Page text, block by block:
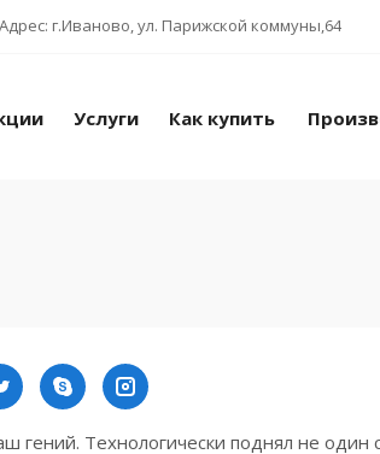
г.Иваново, ул. Парижской коммуны,64
Услуги Как купить
гений. Технологически поднял не один